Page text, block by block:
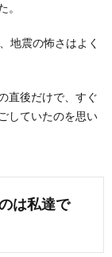
。
地震の怖さはよく
直後だけで、すぐ
していたのを思い
は私達で